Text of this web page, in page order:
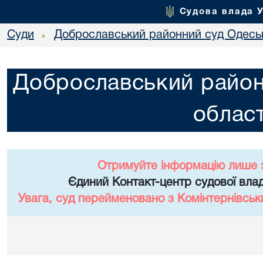
Судова влада
Суди • Доброславський районний суд
Доброславський
Отримуйте інформацію лише
Єдиний Контакт-центр судової
Увага, суд перейменовано з